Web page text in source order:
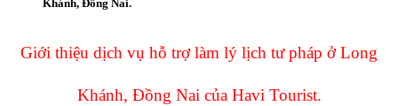
Khánh, Đồng Nai.
Giới thiệu dịch vụ hỗ trợ làm lý lịch tư pháp ở Long
Khánh, Đồng Nai của Havi Tourist.